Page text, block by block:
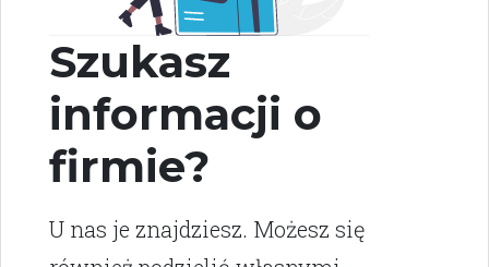
Szukasz
informacji o
firmie?
U nas je znajdziesz. Możesz się